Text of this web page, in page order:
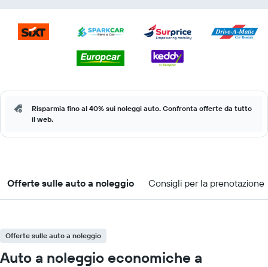
Risparmia fino al 40% sui noleggi auto. Confronta offerte da tutto
il web.
Offerte sulle auto a noleggio Consigli per la prenotazione
Offerte sulle auto a noleggio
Auto a noleggio economiche a